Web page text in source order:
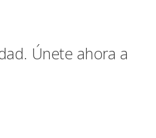
Únete ahora a